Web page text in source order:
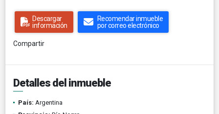
Descargar
información
Recomendar inmueble
por correo electrónico
Compartir
Detalles del inmueble
País: Argentina